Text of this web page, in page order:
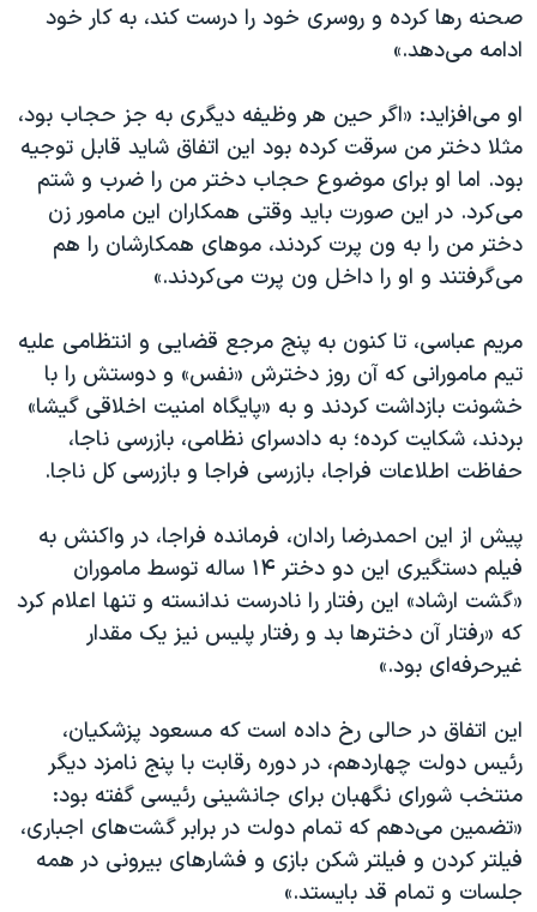
صحنه رها کرده و روسری خود را درست کند، به کار خود
ادامه می‌دهد.»
او می‌افزاید: «اگر حین هر وظیفه دیگری به جز حجاب بود،
مثلا دختر من سرقت کرده بود این اتفاق شاید قابل توجیه
بود. اما او برای موضوع حجاب دختر من را ضرب و شتم
می‌کرد. در این صورت باید وقتی همکاران این مامور زن
دختر من را به ون پرت کردند، موهای همکارشان را هم
می‌گرفتند و او را داخل ون پرت می‌کردند.»
مریم عباسی، تا کنون به پنج مرجع قضایی و انتظامی علیه
تیم مامورانی که آن‏‌ روز دخترش «نفس» و دوستش را با
خشونت بازداشت کردند و به «پایگاه امنیت اخلاقی گیشا»
بردند، شکایت کرده؛ به دادسرای نظامی، بازرسی ناجا،
حفاظت اطلاعات فراجا، بازرسی فراجا و بازرسی کل ناجا.
پیش از این احمدرضا رادان، فرمانده فراجا، در واکنش به
فیلم دستگیری این دو دختر ۱۴ ساله توسط ماموران
«گشت ارشاد» این رفتار را نادرست ندانسته و تنها اعلام کرد
که «رفتار آن دختر‌ها بد و رفتار پلیس نیز یک مقدار
غیرحرفه‌ای بود.»
این اتفاق در حالی رخ داده است که مسعود پزشکیان،
رئیس دولت چهاردهم، در دوره رقابت با پنج نامزد دیگر
منتخب شورای نگهبان برای جانشینی رئیسی گفته بود:
«تضمین می‌دهم که تمام دولت در برابر گشت‌های اجباری،
فیلتر کردن و فیلتر شکن بازی و فشارهای بیرونی در همه
جلسات و تمام قد بایستد.»